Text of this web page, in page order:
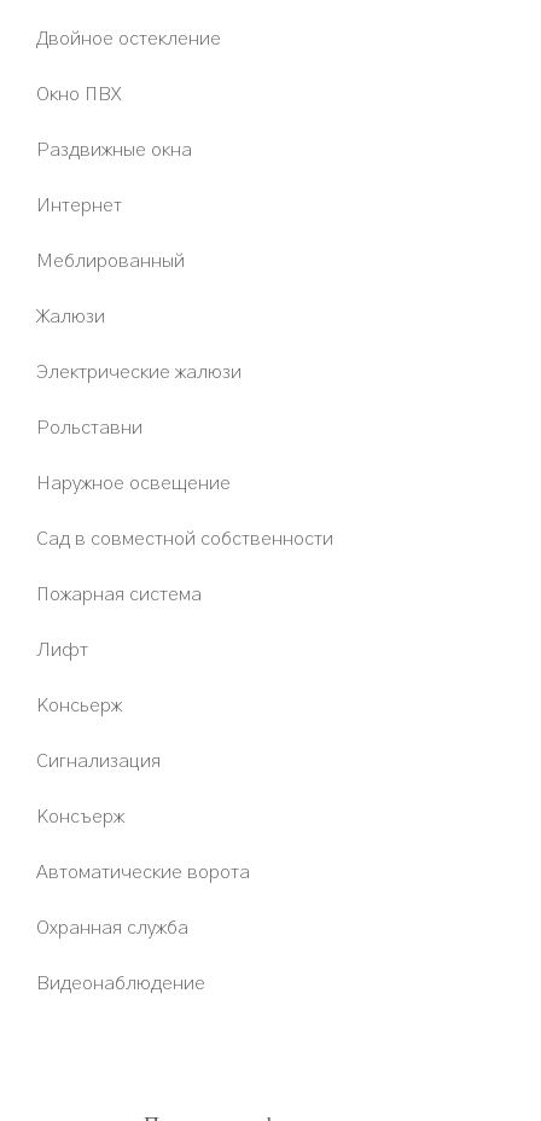
Двойное остекление
Окно ПВХ
Раздвижные окна
Интернет
Меблированный
Жалюзи
Электрические жалюзи
Рольставни
Наружное освещение
Сад в совместной собственности
Пожарная система
Лифт
Консьерж
Сигнализация
Консъерж
Автоматические ворота
Охранная служба
Видеонаблюдение